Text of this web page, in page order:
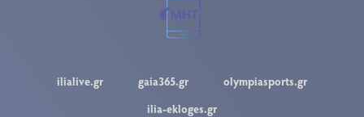
ilialive.gr gaia365.gr
olympiasports.gr
ilia-ekloges.gr